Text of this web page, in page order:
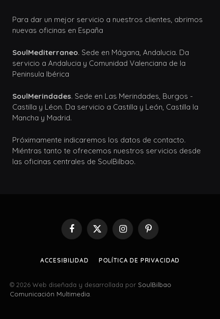
Para dar un mejor servicio a nuestros clientes, abrimos
nuevas oficinas en España
SoulMediterraneo. Sede en Mágana, Andalucia. Da
servicio a Andalucia y Comunidad Valenciana de la
Peninsula Ibérica
SoulMerindades. Sede en Las Merindades, Burgos -
Castilla y Léon. Da servicio a Castilla y León, Castilla la
Mancha y Madrid.
Próximamente indicaremos los datos de contacto.
Miéntras tanto te ofrecemos nuestros servicios desde
las oficinas centrales de SoulBilbao.
Facebook
X
(Twitter)
InstagramPinterest
ACCESIBILIDAD POLÍTICA DE PRIVACIDAD
© 2026 Web diseñada y desarrollada por SoulBilbao
Comunicación Multimedia